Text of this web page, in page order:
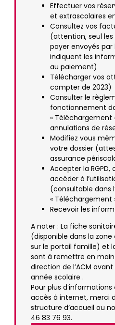
Effectuer vos
et extrascolaires
Consultez vos
(attention, seul
payer envoyés par
indiquent les
au paiement)
Télécharger vos
compter de 2023)
Consulter le
fonctionnement
« Téléchargement
annulations de
Modifiez vous
votre dossier
assurance
Accepter la
accéder à
(consultable dans
« Téléchargement
Recevoir les
A noter : La fiche
(disponible dans la
sur le portail famille) et
sont à remettre en
direction de l’ACM
année scolaire .
Pour plus d’informations
accès à internet, merci
structure d’accueil ou
46 83 76 93.